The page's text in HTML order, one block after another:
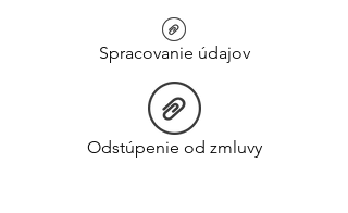
Spracovanie údajov
Odstúpenie od zmluvy